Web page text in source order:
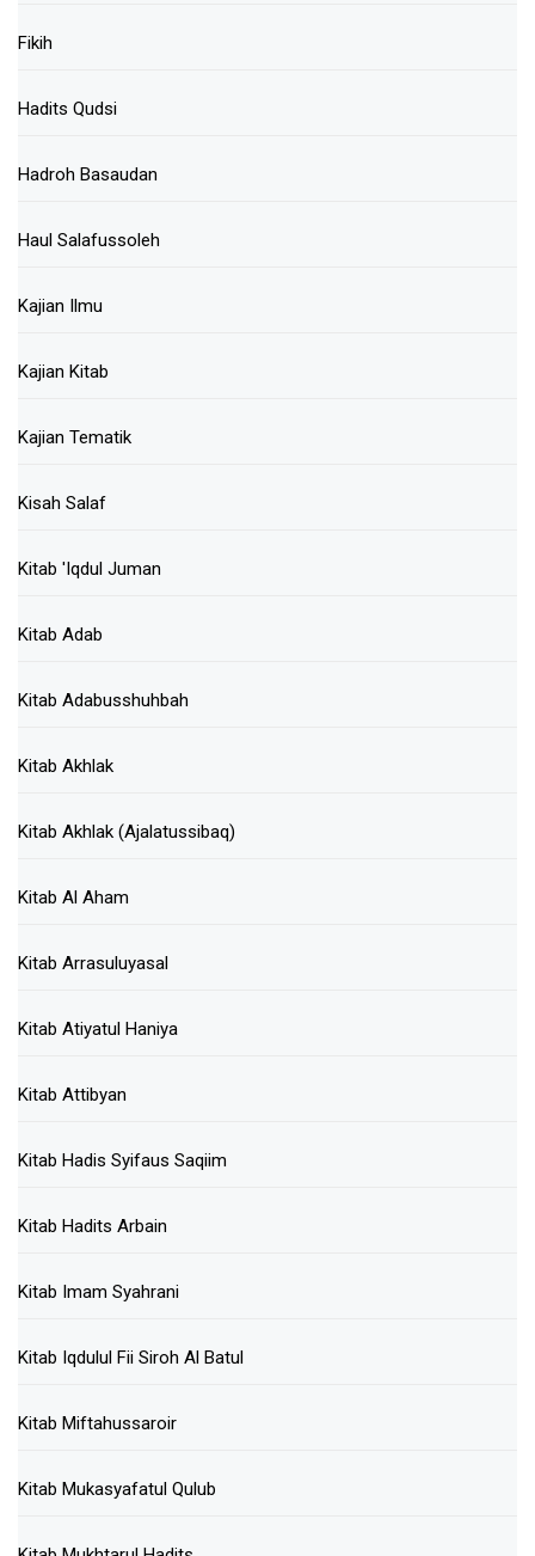
Fikih
Hadits Qudsi
Hadroh Basaudan
Haul Salafussoleh
Kajian Ilmu
Kajian Kitab
Kajian Tematik
Kisah Salaf
Kitab 'Iqdul Juman
Kitab Adab
Kitab Adabusshuhbah
Kitab Akhlak
Kitab Akhlak (Ajalatussibaq)
Kitab Al Aham
Kitab Arrasuluyasal
Kitab Atiyatul Haniya
Kitab Attibyan
Kitab Hadis Syifaus Saqiim
Kitab Hadits Arbain
Kitab Imam Syahrani
Kitab Iqdulul Fii Siroh Al Batul
Kitab Miftahussaroir
Kitab Mukasyafatul Qulub